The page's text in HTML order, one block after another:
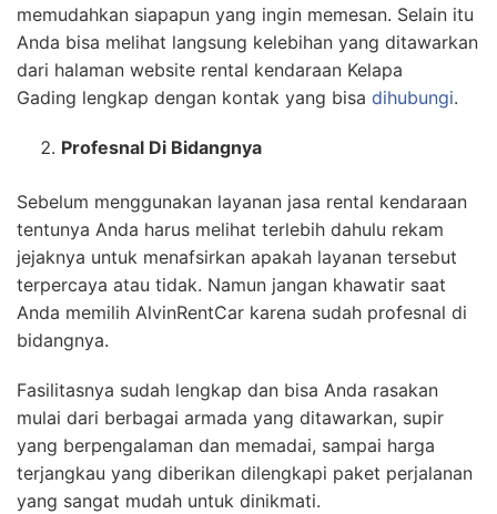
memudahkan siapapun yang ingin memesan. Selain itu
Anda bisa melihat langsung kelebihan yang ditawarkan
dari halaman website rental kendaraan Kelapa
Gading lengkap dengan kontak yang bisa dihubungi.
Profesnal Di Bidangnya
Sebelum menggunakan layanan jasa rental kendaraan
tentunya Anda harus melihat terlebih dahulu rekam
jejaknya untuk menafsirkan apakah layanan tersebut
terpercaya atau tidak. Namun jangan khawatir saat
Anda memilih AlvinRentCar karena sudah profesnal di
bidangnya.
Fasilitasnya sudah lengkap dan bisa Anda rasakan
mulai dari berbagai armada yang ditawarkan, supir
yang berpengalaman dan memadai, sampai harga
terjangkau yang diberikan dilengkapi paket perjalanan
yang sangat mudah untuk dinikmati.